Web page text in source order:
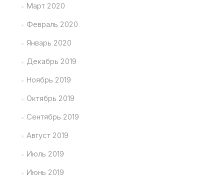
Март 2020
Февраль 2020
Январь 2020
Декабрь 2019
Ноябрь 2019
Октябрь 2019
Сентябрь 2019
Август 2019
Июль 2019
Июнь 2019